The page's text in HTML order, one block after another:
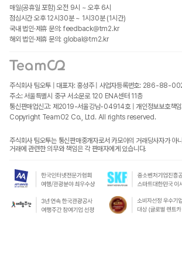
매일(공휴일 포함) 오전 9시 ~ 오후 6시
점심시간 오후 12시30분 ~ 1시30분 (1시간)
국내 법인·제휴 문의: feedback@tm2.kr
해외 법인·제휴 문의: global@tm2.kr
주식회사 팀오투 | 대표자: 홍성주 | 사업자등록번호: 286-88-
주소: 서울특별시 중구 서소문로 120 ENA센터 11층
통신판매업신고: 제2019-서울강남-04914호 | 개인정보보호책임
Copyright TeamO2 Co., Ltd. All rights reserved.
주식회사 팀오투는 통신판매중개자로서 카모아의 거래당사자가 아
거래에 관련한 의무와 책임은 각 판매자에게 있습니다.